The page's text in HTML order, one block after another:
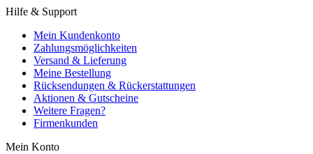
Hilfe & Support
Mein Kundenkonto
Zahlungsmöglichkeiten
Versand & Lieferung
Meine Bestellung
Rücksendungen & Rückerstattungen
Aktionen & Gutscheine
Weitere Fragen?
Firmenkunden
Mein Konto